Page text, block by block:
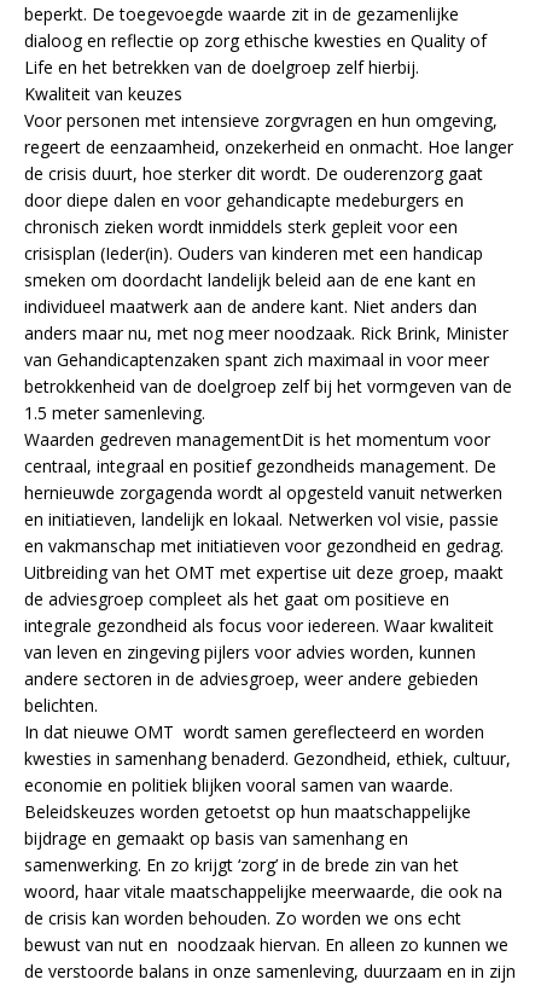
beperkt. De toegevoegde waarde zit in de gezamenlijke
dialoog en reflectie op zorg ethische kwesties en Quality of
Life en het betrekken van de doelgroep zelf hierbij.
Kwaliteit van keuzes
Voor personen met intensieve zorgvragen en hun omgeving,
regeert de eenzaamheid, onzekerheid en onmacht. Hoe langer
de crisis duurt, hoe sterker dit wordt. De ouderenzorg gaat
door diepe dalen en voor gehandicapte medeburgers en
chronisch zieken wordt inmiddels sterk gepleit voor een
crisisplan (Ieder(in). Ouders van kinderen met een handicap
smeken om doordacht landelijk beleid aan de ene kant en
individueel maatwerk aan de andere kant. Niet anders dan
anders maar nu, met nog meer noodzaak. Rick Brink, Minister
van Gehandicaptenzaken spant zich maximaal in voor meer
betrokkenheid van de doelgroep zelf bij het vormgeven van de
1.5 meter samenleving.
Waarden gedreven managementDit is het momentum voor
centraal, integraal en positief gezondheids management. De
hernieuwde zorgagenda wordt al opgesteld vanuit netwerken
en initiatieven, landelijk en lokaal. Netwerken vol visie, passie
en vakmanschap met initiatieven voor gezondheid en gedrag.
Uitbreiding van het OMT met expertise uit deze groep, maakt
de adviesgroep compleet als het gaat om positieve en
integrale gezondheid als focus voor iedereen. Waar kwaliteit
van leven en zingeving pijlers voor advies worden, kunnen
andere sectoren in de adviesgroep, weer andere gebieden
belichten.
In dat nieuwe OMT wordt samen gereflecteerd en worden
kwesties in samenhang benaderd. Gezondheid, ethiek, cultuur,
economie en politiek blijken vooral samen van waarde.
Beleidskeuzes worden getoetst op hun maatschappelijke
bijdrage en gemaakt op basis van samenhang en
samenwerking. En zo krijgt ‘zorg’ in de brede zin van het
woord, haar vitale maatschappelijke meerwaarde, die ook na
de crisis kan worden behouden. Zo worden we ons echt
bewust van nut en noodzaak hiervan. En alleen zo kunnen we
de verstoorde balans in onze samenleving, duurzaam en in zijn